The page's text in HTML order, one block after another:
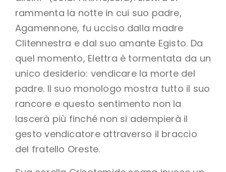
rammenta la notte in cui suo padre,
Agamennone, fu ucciso dalla madre
Clitennestra e dal suo amante Egisto. Da
quel momento, Elettra è tormentata da un
unico desiderio: vendicare la morte del
padre. Il suo monologo mostra tutto il suo
rancore e questo sentimento non la
lascerà più finché non si adempierà il
gesto vendicatore attraverso il braccio
del fratello Oreste.